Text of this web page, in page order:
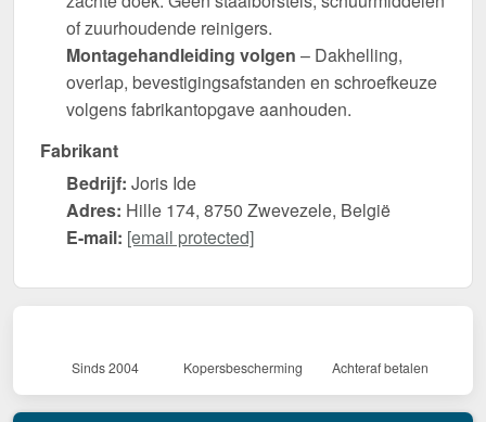
of zuurhoudende reinigers.
Montagehandleiding volgen – Dakhelling,
overlap, bevestigingsafstanden en schroefkeuze
volgens fabrikantopgave aanhouden.
Fabrikant
Bedrijf: Joris Ide
Adres: Hille 174, 8750 Zwevezele, België
E-mail: [email protected]
Sinds 2004 Kopersbescherming Achteraf betalen